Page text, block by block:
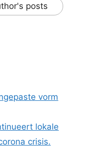
posts
vorm
lokale
crisis.